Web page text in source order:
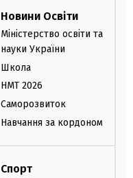
Новини Освіти
Міністерство освіти та
науки України
Школа
НМТ 2026
Саморозвиток
Навчання за кордоном
Спорт